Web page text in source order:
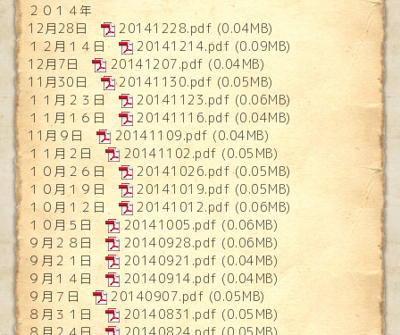
２０１４年
12月28日
20141228.pdf (0.04MB)
１２月１４日
20141214.pdf (0.09MB)
12月7日
20141207.pdf (0.04MB)
11月30日
20141130.pdf (0.05MB)
１１月２３日
20141123.pdf (0.06MB)
１１月１６日
20141116.pdf (0.04MB)
11月９日
20141109.pdf (0.04MB)
１１月２日
20141102.pdf (0.05MB)
１０月２６日
20141026.pdf (0.05MB)
１０月１９日
20141019.pdf (0.05MB)
１０月１２日
20141012.pdf (0.06MB)
１０月５日
20141005.pdf (0.06MB)
９月２８日
20140928.pdf (0.06MB)
９月２１日
20140921.pdf (0.04MB)
９月１４日
20140914.pdf (0.04MB)
９月７日
20140907.pdf (0.05MB)
８月３１日
20140831.pdf (0.05MB)
８月２４日
20140824.pdf (0.05MB)